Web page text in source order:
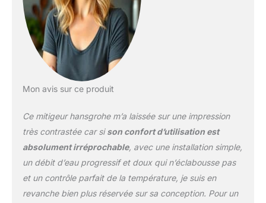
Mon avis sur ce produit
Ce mitigeur hansgrohe m’a laissée sur une impression
très contrastée car sison confort d’utilisation est
absolument irréprochable, avec une installation simple,
un débit d’eau progressif et doux qui n’éclabousse pas
et un contrôle parfait de la température, je suis en
revanche bien plus réservée sur sa conception. Pour un